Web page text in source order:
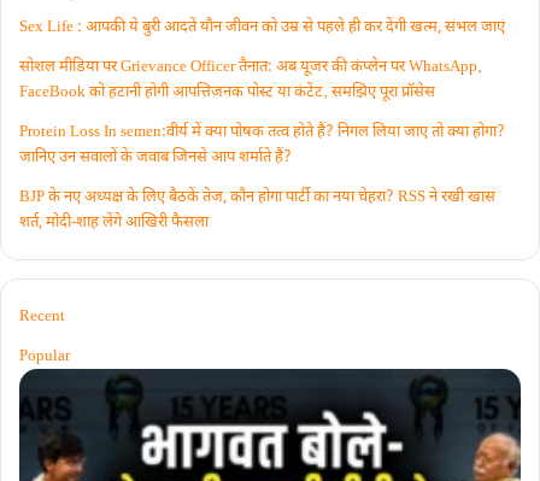
Sex Life : आपकी ये बुरी आदतें याैन जीवन को उम्र से पहले ही कर देंगी खत्म, संभल जाएं
सोशल मीडिया पर Grievance Officer तैनात: अब यूजर की कंप्लेन पर WhatsApp‚
FaceBook को हटानी होगी आपत्तिजनक पोस्ट या कंटेंट‚ समझिए पूरा प्रॉसेस
Protein Loss In semen:वीर्य में क्या पोषक तत्व होते हैं? निगल लिया जाए तो क्या होगा?
जानिए उन सवालों के जवाब जिनसे आप शर्माते हैं?
BJP के नए अध्यक्ष के लिए बैठकें तेज, कौन होगा पार्टी का नया चेहरा? RSS ने रखी खास
शर्त, मोदी-शाह लेंगे आखिरी फैसला
Recent
Popular